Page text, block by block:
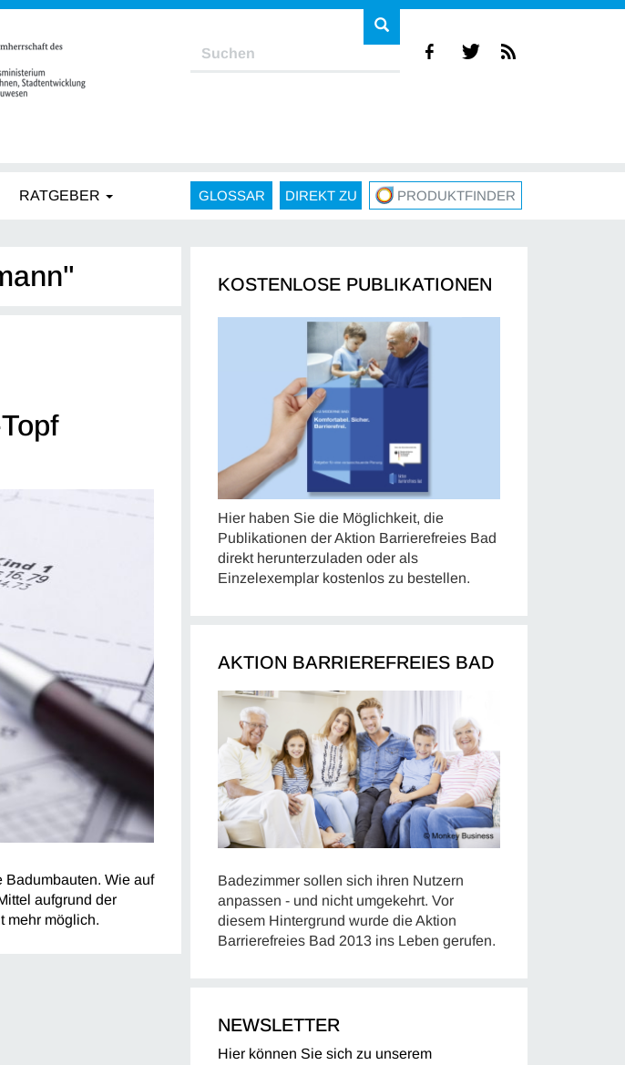
RATGEBER GLOSSAR DIREKT ZU PRODUKTFINDER
Badumbauten. Wie auf
aufgrund der
mehr möglich.
KOSTENLOSE PUBLIKATIONEN
Hier haben Sie die Möglichkeit, die
Publikationen der Aktion Barrierefreies Bad
direkt herunterzuladen oder als
Einzelexemplar kostenlos zu bestellen.
AKTION BARRIEREFREIES BAD
Badezimmer sollen sich ihren Nutzern
anpassen - und nicht umgekehrt. Vor
diesem Hintergrund wurde die Aktion
Barrierefreies Bad 2013 ins Leben gerufen.
NEWSLETTER
Hier können Sie sich zu unserem